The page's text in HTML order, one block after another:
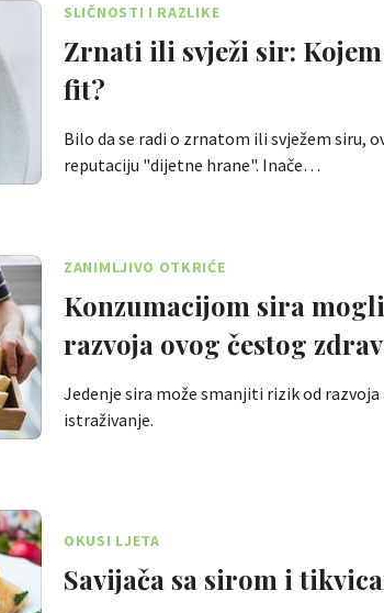
SLIČNOSTI I RAZLIKE
Zrnati ili svježi sir:
fit?
Bilo da se radi o zrnatom ili svježem siru,
reputaciju "dijetne hrane". Inače…
ZANIMLJIVO OTKRIĆE
Konzumacijom sira
razvoja ovog čestog
Jedenje sira može smanjiti rizik od
istraživanje.
OKUSI LJETA
Savijača sa sirom i